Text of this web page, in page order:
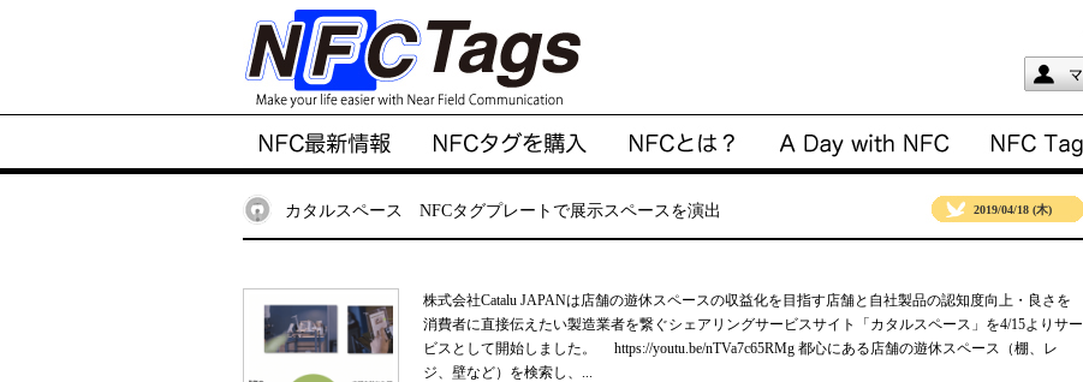
カタルスペース NFCタグプレートで展示スペースを演出 2019/04/18 (木)
株式会社Catalu JAPANは店舗の遊休スペースの収益化を目指す店舗と自社製品の認知度向上・良さを
消費者に直接伝えたい製造業者を繋ぐシェアリングサービスサイト「カタルスペース」を4/15よりサー
ビスとして開始しました。 https://youtu.be/nTVa7c65RMg 都心にある店舗の遊休スペース（棚、レ
ジ、壁など）を検索し、...